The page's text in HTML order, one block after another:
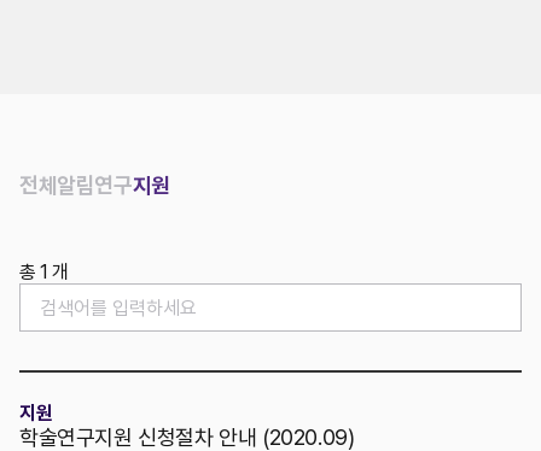
전체 알림연구지원
총 1 개
지원
학술연구지원 신청절차 안내 (2020.09)